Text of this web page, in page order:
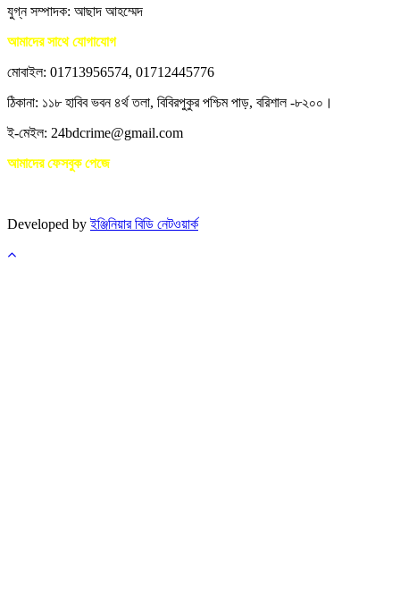
যুগ্ন সম্পাদক: আছাদ আহম্মেদ
আমাদের সাথে যোগাযোগ
মোবাইল: 01713956574, 01712445776
ঠিকানা: ১১৮ হাবিব ভবন ৪র্থ তলা, বিবিরপুকুর পশ্চিম পাড়, বরিশাল -৮২০০।
ই-মেইল: 24bdcrime@gmail.com
আমাদের ফেসবুক পেজে
Developed byইঞ্জিনিয়ার বিডি নেটওয়ার্ক